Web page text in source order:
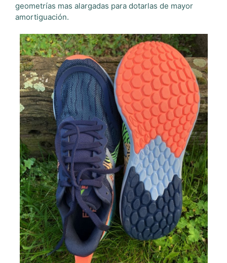
geometrías mas alargadas para dotarlas de mayor
amortiguación.